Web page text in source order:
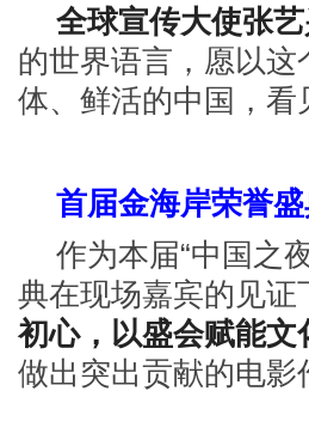
全球宣传大使张
的世界语言，愿以
体、鲜活的中国，
首届金海岸荣誉
作为本届“中国之
典在现场嘉宾的见
初心，以盛会赋能文
做出突出贡献的电